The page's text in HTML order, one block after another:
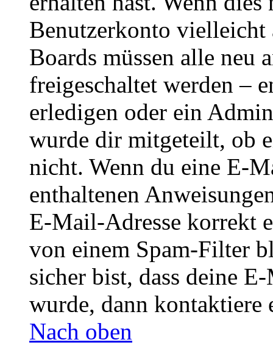
Benutzerkonto
Boards müssen alle neu
freigeschaltet werden –
erledigen oder ein
wurde dir mitgeteilt, ob
nicht. Wenn du eine E-
enthaltenen
E-Mail-Adresse korrekt
von einem Spam-Filter
sicher bist, dass deine
wurde, dann kontaktiere
Nach oben